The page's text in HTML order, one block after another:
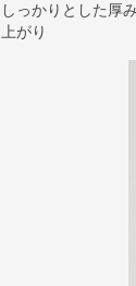
しっかりとした厚
上がり